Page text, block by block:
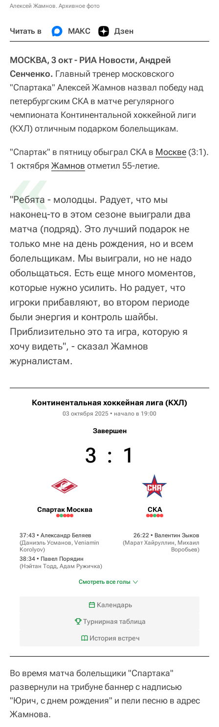
Алексей Жамнов. Архивное фото
Читать в МАКС Дзен
МОСКВА, 3 окт - РИА Новости, Андрей
Сенченко. Главный тренер московского
"Спартака" Алексей Жамнов назвал победу над
петербургским СКА в матче регулярного
чемпионата Континентальной хоккейной лиги
(КХЛ) отличным подарком болельщикам.
"Спартак" в пятницу обыграл СКА в Москве (3:1).
1 октября Жамнов отметил 55-летие.
«
"Ребята - молодцы. Радует, что мы
наконец-то в этом сезоне выиграли два
матча (подряд). Это лучший подарок не
только мне на день рождения, но и всем
болельщикам. Мы выиграли, но не надо
обольщаться. Есть еще много моментов,
которые нужно усилить. Но радует, что
игроки прибавляют, во втором периоде
были энергия и контроль шайбы.
Приблизительно это та игра, которую я
хочу видеть", - сказал Жамнов
журналистам.
Континентальная хоккейная лига (КХЛ)
03 октября 2025 • начало в 19:00
Завершен
Спартак Москва
3 : 1
СКА
37:43 • Александр Беляев
(Даниэль Усманов, Veniamin
Korolyov)
38:34 • Павел Порядин
(Нэйтан Тодд, Адам Ружичка)
26:22 • Валентин Зыков
(Марат Хайруллин, Михаил
Воробьев)
Смотреть все голы
Календарь
Турнирная таблица
История встреч
Во время матча болельщики "Спартака"
развернули на трибуне баннер с надписью
"Юрич, с днем рождения" и пели песню в адрес
Жамнова.